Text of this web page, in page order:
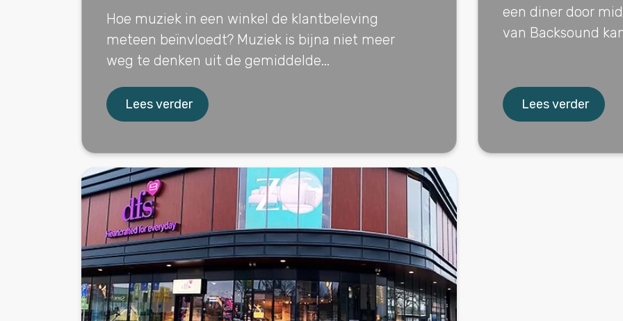
Hoe muziek in een winkel de klantbeleving
meteen beïnvloedt? Muziek is bijna niet meer
weg te denken uit de gemiddelde...
Lees verder
een diner door
van Backsound
Lees verder